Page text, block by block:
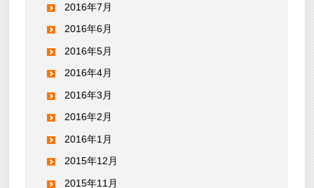
2016年7月
2016年6月
2016年5月
2016年4月
2016年3月
2016年2月
2016年1月
2015年12月
2015年11月